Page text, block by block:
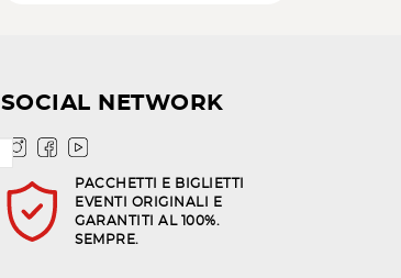
SOCIAL NETWORK
PACCHETTI E BIGLIETTI
EVENTI ORIGINALI E
GARANTITI AL 100%.
SEMPRE.